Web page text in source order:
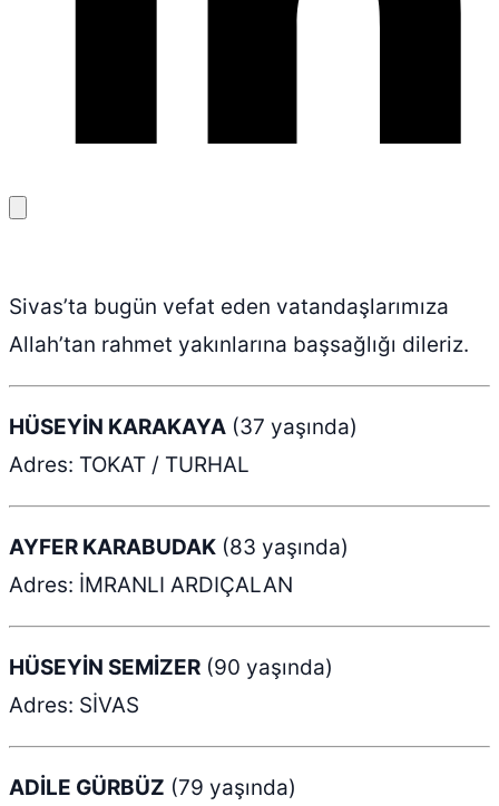
kopyala
Sivas’ta bugün vefat eden vatandaşlarımıza
Allah’tan rahmet yakınlarına başsağlığı dileriz.
HÜSEYİN KARAKAYA (37 yaşında)
Adres: TOKAT / TURHAL
AYFER KARABUDAK (83 yaşında)
Adres: İMRANLI ARDIÇALAN
HÜSEYİN SEMİZER (90 yaşında)
Adres: SİVAS
ADİLE GÜRBÜZ (79 yaşında)